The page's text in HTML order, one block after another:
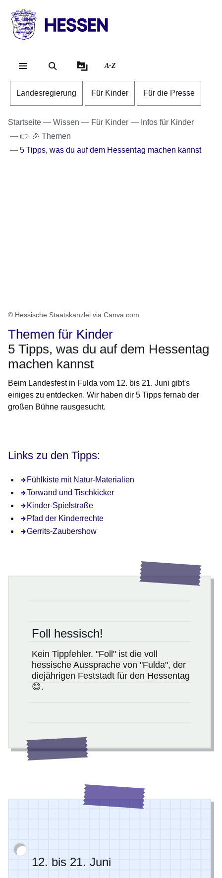
HESSEN
Landesregierung
A-Z
Landesregierung Für Kinder Für die Presse
Startseite Wissen Für Kinder
Infos für Kinder
👉 🎉 Themen
5 Tipps, was du auf dem Hessentag machen kannst
© Hessische Staatskanzlei via Canva.com
Themen für Kinder
5 Tipps, was du auf dem Hessentag
machen kannst
Beim Landesfest in Fulda vom 12. bis 21. Juni gibt's
einiges zu entdecken. Wir haben dir 5 Tipps fernab der
großen Bühne rausgesucht.
Links zu den Tipps:
Fühlkiste mit Natur-Materialien
Torwand und Tischkicker
Kinder-Spielstraße
Pfad der Kinderrechte
Gerrits-Zaubershow
Foll hessisch!
Kein Tippfehler. "Foll" ist die voll
hessische Aussprache von "Fulda", der
diejährigen Feststadt für den Hessentag
😊.
12. bis 21. Juni